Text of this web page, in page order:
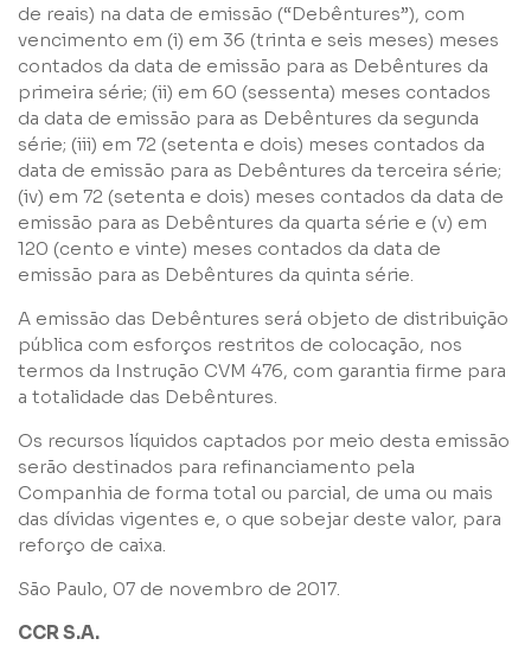
de reais) na data de emissão (“Debêntures”), com
vencimento em (i) em 36 (trinta e seis meses) meses
contados da data de emissão para as Debêntures da
primeira série; (ii) em 60 (sessenta) meses contados
da data de emissão para as Debêntures da segunda
série; (iii) em 72 (setenta e dois) meses contados da
data de emissão para as Debêntures da terceira série;
(iv) em 72 (setenta e dois) meses contados da data de
emissão para as Debêntures da quarta série e (v) em
120 (cento e vinte) meses contados da data de
emissão para as Debêntures da quinta série.
A emissão das Debêntures será objeto de distribuição
pública com esforços restritos de colocação, nos
termos da Instrução CVM 476, com garantia firme para
a totalidade das Debêntures.
Os recursos líquidos captados por meio desta emissão
serão destinados para refinanciamento pela
Companhia de forma total ou parcial, de uma ou mais
das dívidas vigentes e, o que sobejar deste valor, para
reforço de caixa.
São Paulo, 07 de novembro de 2017.
CCR S.A.
Empresa
Perfil
Grupos
Li e concordo com os
Enviar